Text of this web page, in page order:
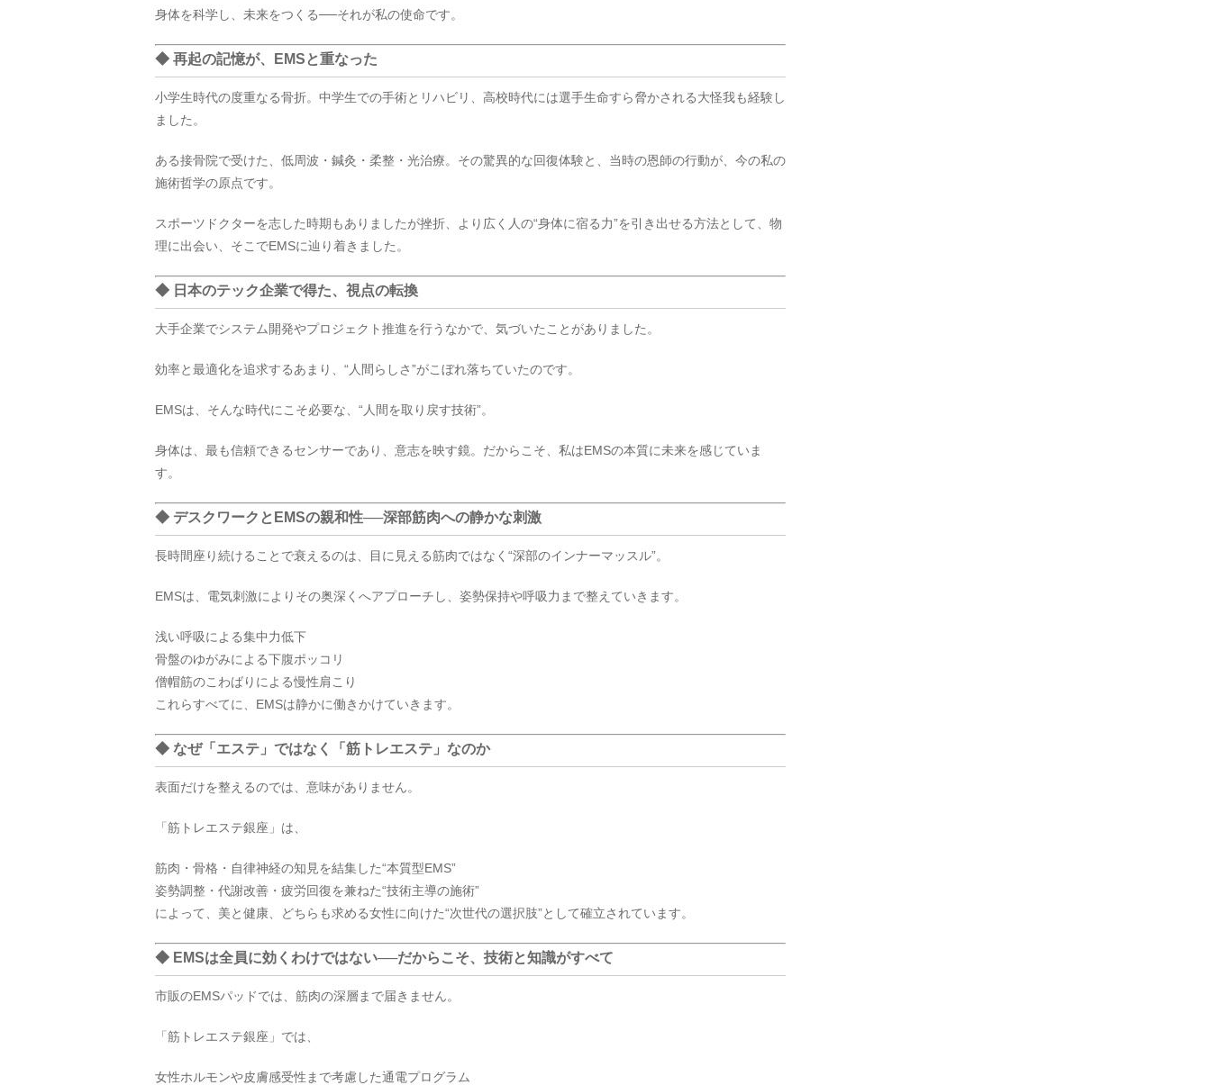
身体を科学し、未来をつくる──それが私の使命です。
◆ 再起の記憶が、EMSと重なった
小学生時代の度重なる骨折。中学生での手術とリハビリ、高校時代には選手生命すら脅かされる大怪我も経験し
ました。
ある接骨院で受けた、低周波・鍼灸・柔整・光治療。その驚異的な回復体験と、当時の恩師の行動が、今の私の
施術哲学の原点です。
スポーツドクターを志した時期もありましたが挫折、より広く人の“身体に宿る力”を引き出せる方法として、物
理に出会い、そこでEMSに辿り着きました。
◆ 日本のテック企業で得た、視点の転換
大手企業でシステム開発やプロジェクト推進を行うなかで、気づいたことがありました。
効率と最適化を追求するあまり、“人間らしさ”がこぼれ落ちていたのです。
EMSは、そんな時代にこそ必要な、“人間を取り戻す技術”。
身体は、最も信頼できるセンサーであり、意志を映す鏡。だからこそ、私はEMSの本質に未来を感じていま
す。
◆ デスクワークとEMSの親和性──深部筋肉への静かな刺激
長時間座り続けることで衰えるのは、目に見える筋肉ではなく“深部のインナーマッスル”。
EMSは、電気刺激によりその奥深くへアプローチし、姿勢保持や呼吸力まで整えていきます。
浅い呼吸による集中力低下
骨盤のゆがみによる下腹ポッコリ
僧帽筋のこわばりによる慢性肩こり
これらすべてに、EMSは静かに働きかけていきます。
◆ なぜ「エステ」ではなく「筋トレエステ」なのか
表面だけを整えるのでは、意味がありません。
「筋トレエステ銀座」は、
筋肉・骨格・自律神経の知見を結集した“本質型EMS”
姿勢調整・代謝改善・疲労回復を兼ねた“技術主導の施術”
によって、美と健康、どちらも求める女性に向けた“次世代の選択肢”として確立されています。
◆ EMSは全員に効くわけではない──だからこそ、技術と知識がすべて
市販のEMSパッドでは、筋肉の深層まで届きません。
「筋トレエステ銀座」では、
女性ホルモンや皮膚感受性まで考慮した通電プログラム